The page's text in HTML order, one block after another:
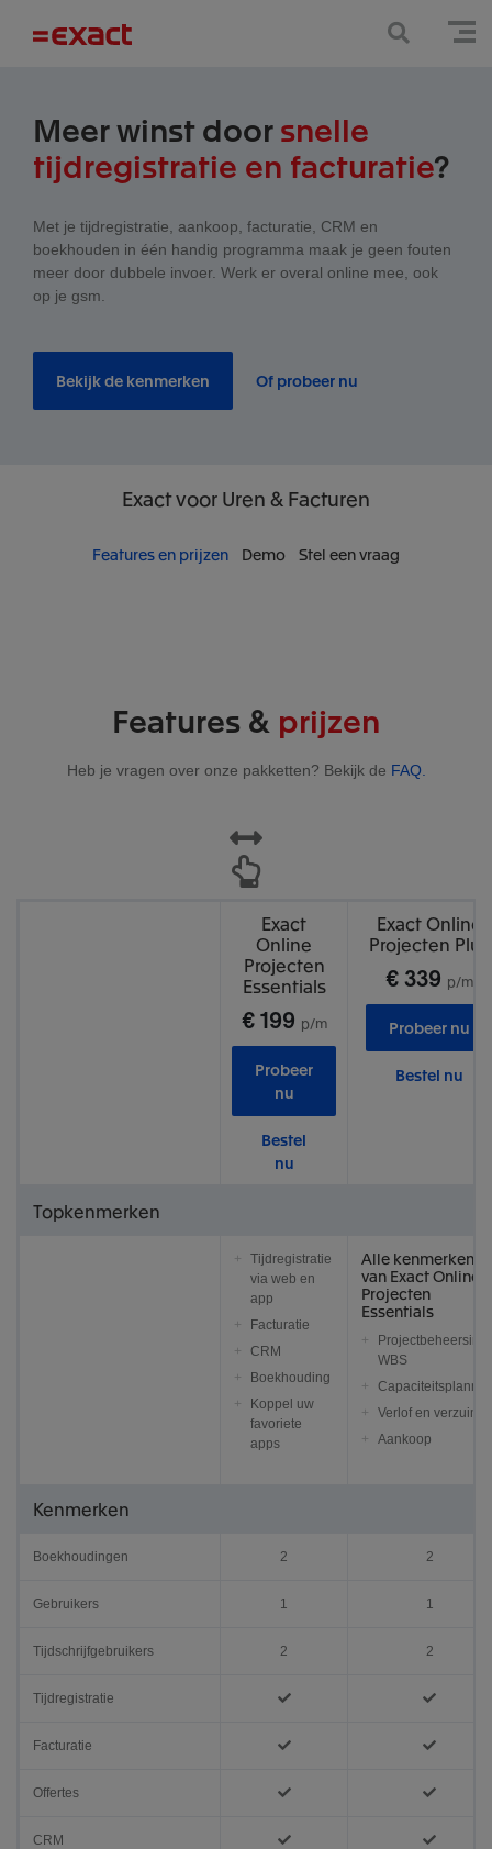
Meer winst doorsnelle
tijdregistratie en facturatie?
Met je tijdregistratie, aankoop, facturatie, CRM en
boekhouden in één handig programma maak je geen fouten
meer door dubbele invoer. Werk er overal online mee, ook
op je gsm.
Bekijk de kenmerken Of probeer nu
Exactvoor Uren & Facturen
Features en prijzen Demo Stel een vraag
Features & prijzen
Heb je vragen over onze pakketten? Bekijk de FAQ.
Exact
Online
Projecten
Essentials
€ 199 p/m
Probeer
nu
Bestel
nu
Exact Online
Projecten Plus
€ 339 p/m
Probeer nu
Bestel nu
Topkenmerken
Tijdregistratie
via web en
app
Facturatie
CRM
Boekhouding
Koppel uw
favoriete
apps
Alle kenmerken
van Exact Online
Projecten
Essentials
Projectbeheersing
WBS
Verlof en verzuim
Aankoop
Kenmerken
Boekhoudingen 2 2
Gebruikers 1 1
Tijdschrijfgebruikers 2 2
Tijdregistratie
Facturatie
Offertes
CRM